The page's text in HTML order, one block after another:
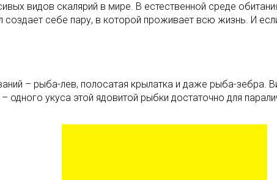
видов скалярий в мире. В естественной среде
себе пару, в которой проживает всю жизнь. И
– рыба-лев, полосатая крылатка и даже рыба-
укуса этой ядовитой рыбки достаточно для